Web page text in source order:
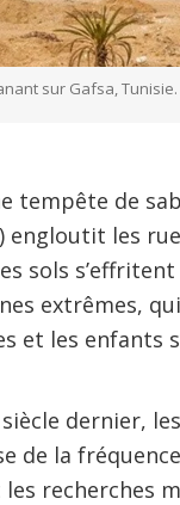
sur Gafsa,
tempête de
engloutit les
sols
extrêmes,
et les enfants
dernier,
de la
recherches